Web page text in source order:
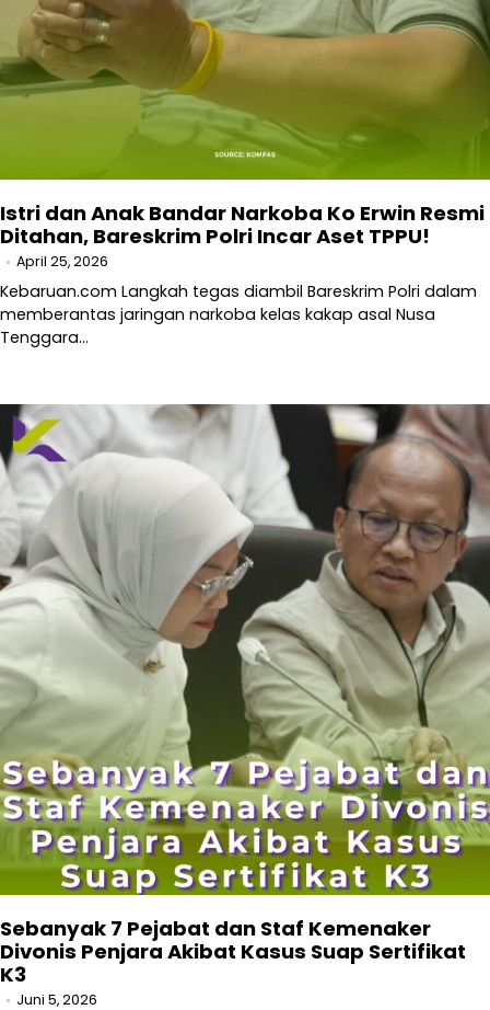
Istri dan Anak Bandar Narkoba Ko Erwin Resmi
Ditahan, Bareskrim Polri Incar Aset TPPU!
April 25, 2026
Kebaruan.com Langkah tegas diambil Bareskrim Polri dalam
memberantas jaringan narkoba kelas kakap asal Nusa
Tenggara…
Sebanyak 7 Pejabat dan Staf Kemenaker
Divonis Penjara Akibat Kasus Suap Sertifikat
K3
Juni 5, 2026